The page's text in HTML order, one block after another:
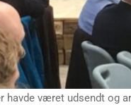
havde været udsendt